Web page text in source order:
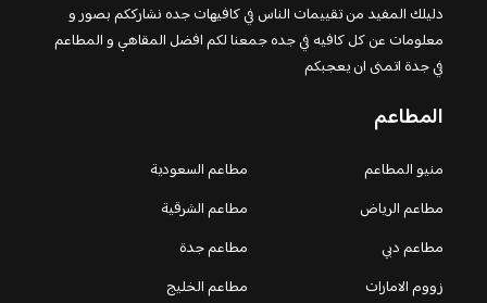
دليلك المفيد من تقييمات الناس في كافيهات جده نشارككم بصور و
معلومات عن كل كافيه في جده جمعنا لكم افضل المقاهي و المطاعم
في جدة اتمنى ان يعجبكم
المطاعم
منيو المطاعم
مطاعم السعودية
مطاعم الرياض
مطاعم الشرقية
مطاعم دبي
مطاعم جدة
زووم الامارات
مطاعم الخليج